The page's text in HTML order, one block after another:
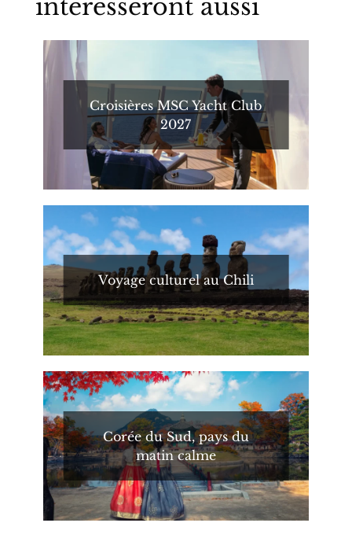
intéresseront aussi
Croisières MSC Yacht Club
2027
Voyage culturel au Chili
Corée du Sud, pays du
matin calme